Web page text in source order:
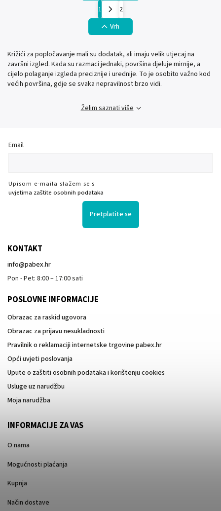
1
2
Vrh
Križići za popločavanje mali su dodatak, ali imaju velik utjecaj na
završni izgled. Kada su razmaci jednaki, površina djeluje mirnije, a
cijelo polaganje izgleda preciznije i urednije. To je osobito važno kod
većih površina, gdje se svaka nepravilnost brzo vidi.
Želim saznati više
Email
Upisom e-maila slažem se s
uvjetima zaštite osobnih podataka
Pretplatite se
KONTAKT
info@pabex.hr
Pon - Pet: 8:00 – 17:00 sati
POSLOVNE INFORMACIJE
Obrazac za raskid ugovora
Obrazac za prijavu nesukladnosti
Pravilnik o reklamaciji internetske trgovine pabex.hr
Opći uvjeti poslovanja
Upute o zaštiti osobnih podataka i korištenju cookies
Usluge uz narudžbu
Moja narudžba
INFORMACIJE ZA VAS
O nama
Mogućnosti plaćanja
Kupnja
Način dostave